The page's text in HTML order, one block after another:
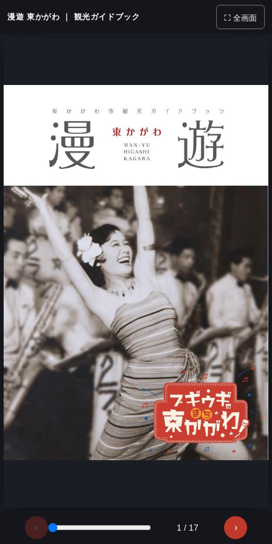
漫遊 東かがわ ｜ 観光ガイドブック ⛶ 全画面
‹ 1 / 17 ›